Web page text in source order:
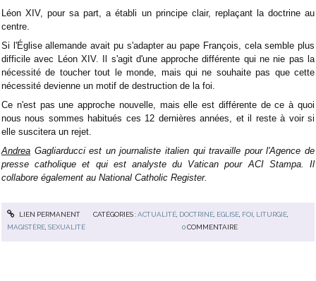
Léon XIV, pour sa part, a établi un principe clair, replaçant la doctrine au
centre.
Si l'Église allemande avait pu s'adapter au pape François, cela semble plus
difficile avec Léon XIV. Il s'agit d'une approche différente qui ne nie pas la
nécessité de toucher tout le monde, mais qui ne souhaite pas que cette
nécessité devienne un motif de destruction de la foi.
Ce n'est pas une approche nouvelle, mais elle est différente de ce à quoi
nous nous sommes habitués ces 12 dernières années, et il reste à voir si
elle suscitera un rejet.
Andrea Gagliarducci est un journaliste italien qui travaille pour l'Agence de
presse catholique et qui est analyste du Vatican pour ACI Stampa. Il
collabore également au National Catholic Register.
LIEN PERMANENT CATÉGORIES :ACTUALITÉ, DOCTRINE, EGLISE, FOI LITURGIE,
MAGISTÈRE ,SEXUALITÉ 0 COMMENTAIRE